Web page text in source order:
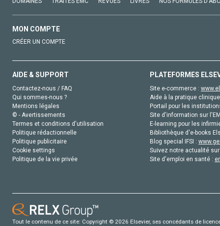
MON COMPTE
CRÉER UN COMPTE
AIDE & SUPPORT
Contactez-nous / FAQ
Qui sommes-nous ?
Mentions légales
© - Avertissements
Termes et conditions d'utilisation
Politique rédactionnelle
Politique publicitaire
Cookie settings
Politique de la vie privée
PLATEFORMES
Site e-commerce :
Aide à la pratique
Portail pour les
Site d'information sur
E-learning pour les
Bibliothèque d'e-books
Blog special IFSI :
Suivez notre actualité
Site d'emploi en santé :
Tout le contenu de ce site: Copyright © 2026 Elsevier, ses concédants de